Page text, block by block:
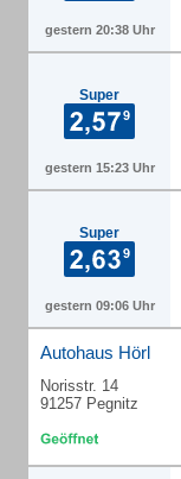
gestern 20:38 Uhr
Super
gestern 15:23 Uhr
Super
gestern 09:06 Uhr
Autohaus Hörl
Norisstr. 14
91257 Pegnitz